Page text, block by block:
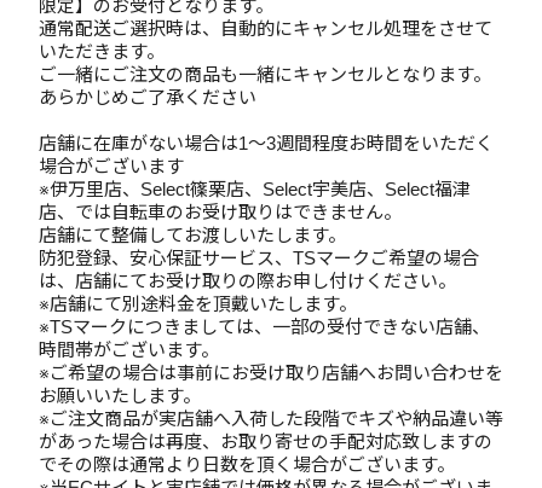
限定】のお受付となります。
通常配送ご選択時は、自動的にキャンセル処理をさせて
いただきます。
ご一緒にご注文の商品も一緒にキャンセルとなります。
あらかじめご了承ください
店舗に在庫がない場合は1～3週間程度お時間をいただく
場合がございます
※伊万里店、Select篠栗店、Select宇美店、Select福津
店、では自転車のお受け取りはできません。
店舗にて整備してお渡しいたします。
防犯登録、安心保証サービス、TSマークご希望の場合
は、店舗にてお受け取りの際お申し付けください。
※店舗にて別途料金を頂戴いたします。
※TSマークにつきましては、一部の受付できない店舗、
時間帯がございます。
※ご希望の場合は事前にお受け取り店舗へお問い合わせを
お願いいたします。
※ご注文商品が実店舗へ入荷した段階でキズや納品違い等
があった場合は再度、お取り寄せの手配対応致しますの
でその際は通常より日数を頂く場合がございます。